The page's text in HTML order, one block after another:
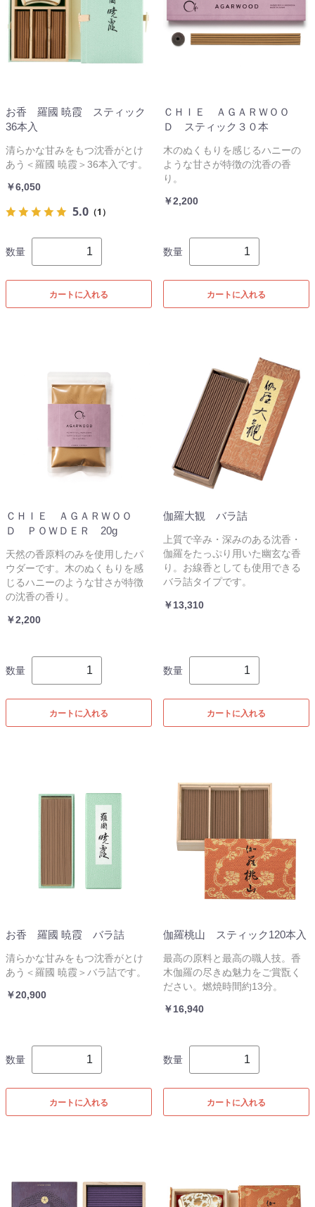
お香 羅國 暁霞 スティック
36本入
清らかな甘みをもつ沈香がとけ
あう＜羅國 暁霞＞36本入です。
￥6,050
5.0 （1）
数量
カートに入れる
ＣＨＩＥ ＡＧＡＲＷＯＯ
Ｄ スティック３０本
木のぬくもりを感じるハニーの
ような甘さが特徴の沈香の香
り。
￥2,200
数量
カートに入れる
ＣＨＩＥ ＡＧＡＲＷＯＯ
Ｄ ＰＯＷＤＥＲ 20g
天然の香原料のみを使用したパ
ウダーです。木のぬくもりを感
じるハニーのような甘さが特徴
の沈香の香り。
￥2,200
数量
カートに入れる
伽羅大観 バラ詰
上質で辛み・深みのある沈香・
伽羅をたっぷり用いた幽玄な香
り。お線香としても使用できる
バラ詰タイプです。
￥13,310
数量
カートに入れる
お香 羅國 暁霞 バラ詰
清らかな甘みをもつ沈香がとけ
あう＜羅國 暁霞＞バラ詰です。
￥20,900
数量
カートに入れる
伽羅桃山 スティック120本入
最高の原料と最高の職人技。香
木伽羅の尽きぬ魅力をご賞翫く
ださい。燃焼時間約13分。
￥16,940
数量
カートに入れる